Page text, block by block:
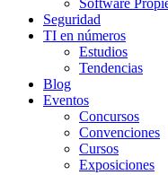
Software
Seguridad
TI en números
Estudios
Tendencias
Blog
Eventos
Concursos
Convenciones
Cursos
Exposiciones